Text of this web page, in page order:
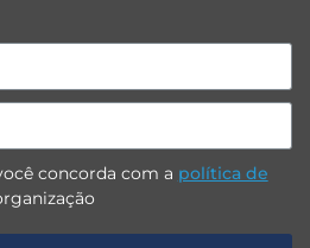
concorda com a política de